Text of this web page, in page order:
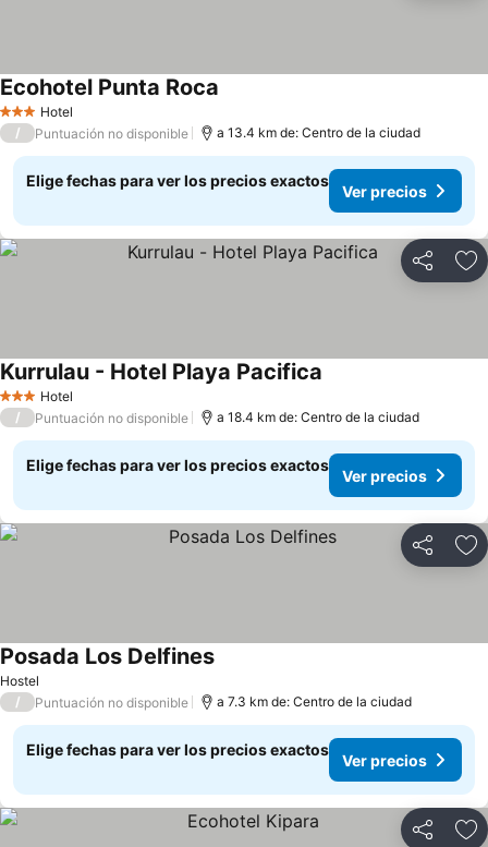
3 Estrellas
Hotel
Ecohotel Punta Roca
/ Puntuación no disponible a 13.4 km de: Centro de la ciudad
Elige fechas para ver los precios exactos
Ver precios
Compartir
3 Estrellas
Hotel
Kurrulau - Hotel Playa Pacifica
/ Puntuación no disponible a 18.4 km de: Centro de la ciudad
Elige fechas para ver los precios exactos
Ver precios
Compartir
Hostel
Posada Los Delfines
/ Puntuación no disponible a 7.3 km de: Centro de la ciudad
Elige fechas para ver los precios exactos
Ver precios
Compartir